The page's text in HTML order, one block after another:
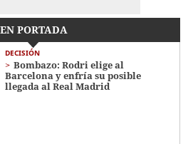
EN PORTADA
DECISIÓN
Bombazo: Rodri elige al
Barcelona y enfría su posible
llegada al Real Madrid